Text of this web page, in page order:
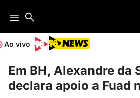
Ao vivo
Em BH, Alexandre da
declara apoio a Fuad